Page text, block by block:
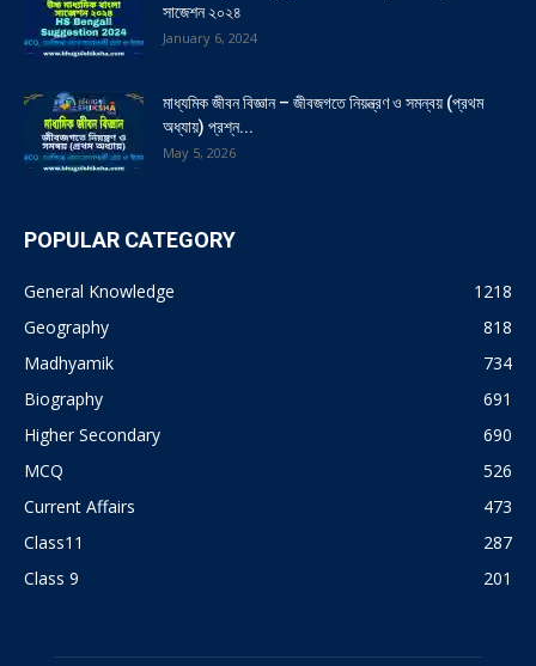
সাজেশন ২০২৪
January 6, 2024
মাধ্যমিক জীবন বিজ্ঞান – জীবজগতে নিয়ন্ত্রণ ও সমন্বয় (প্রথম
অধ্যায়) প্রশ্ন...
May 5, 2026
POPULAR CATEGORY
General Knowledge
1218
Geography
818
Madhyamik
734
Biography
691
Higher Secondary
690
MCQ
526
Current Affairs
473
Class11
287
Class 9
201